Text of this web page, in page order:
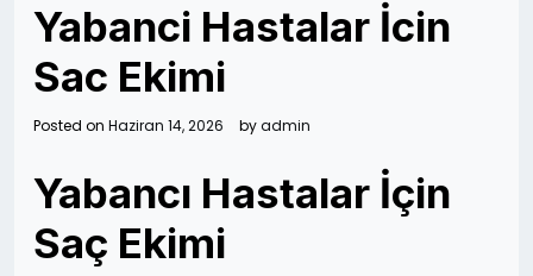
Yabanci Hastalar İcin
Sac Ekimi
Posted on Haziran 14, 2026 byadmin
Yabancı Hastalar İçin
Saç Ekimi